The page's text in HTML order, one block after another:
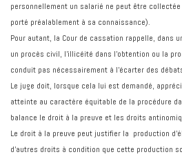
personnellement un salarié ne peut être
porté préalablement à sa connaissance).
Pour autant, la Cour de cassation rappelle, dans
un procès civil, l'illicéité dans l'obtention ou la
conduit pas nécessairement à l'écarter des
Le juge doit, lorsque cela lui est demandé,
atteinte au caractère équitable de la procédure
balance le droit à la preuve et les droits
Le droit à la preuve peut justifier la production
d'autres droits à condition que cette production